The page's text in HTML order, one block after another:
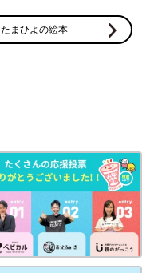
たまひよの絵本